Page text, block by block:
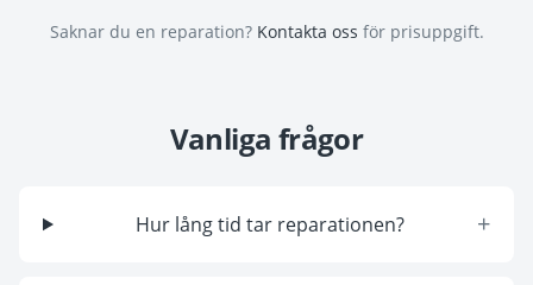
Saknar du en reparation? Kontakta oss för prisuppgift.
Vanliga frågor
Hur lång tid tar reparationen? +